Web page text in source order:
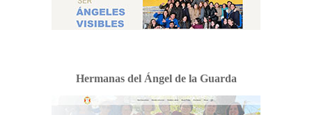
Hermanas del Ángel de la Guarda